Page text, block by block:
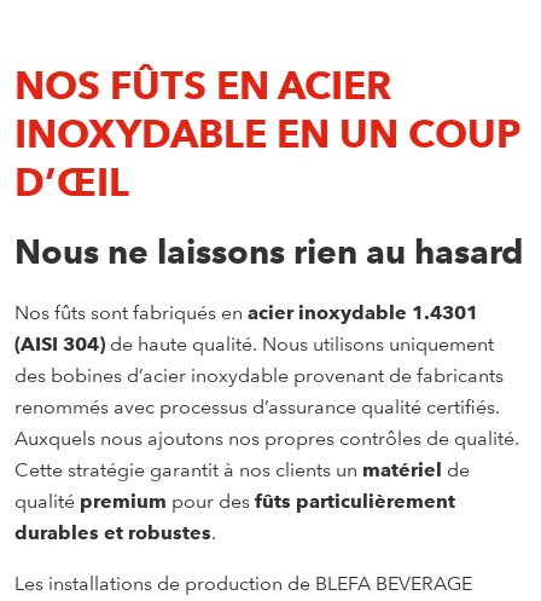
NOS FÛTS EN ACIER
INOXYDABLE EN UN COUP
D’ŒIL
Nous ne laissons rien au hasard
Nos fûts sont fabriqués en acier inoxydable 1.4301
(AISI 304) de haute qualité. Nous utilisons uniquement
des bobines d’acier inoxydable provenant de fabricants
renommés avec processus d’assurance qualité certifiés.
Auxquels nous ajoutons nos propres contrôles de qualité.
Cette stratégie garantit à nos clients un matériel de
qualité premium pour des fûts particulièrement
durables et robustes.
Les installations de production de BLEFA BEVERAGE